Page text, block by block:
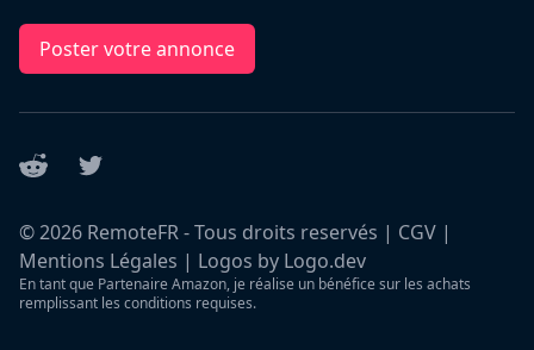
Poster votre annonce
Reddit Twitter
©2026 RemoteFR - Tous droits reservés | CGV |
Mentions Légales | Logos by Logo.dev
En tant que Partenaire Amazon, je réalise un bénéfice sur les achats
remplissant les conditions requises.